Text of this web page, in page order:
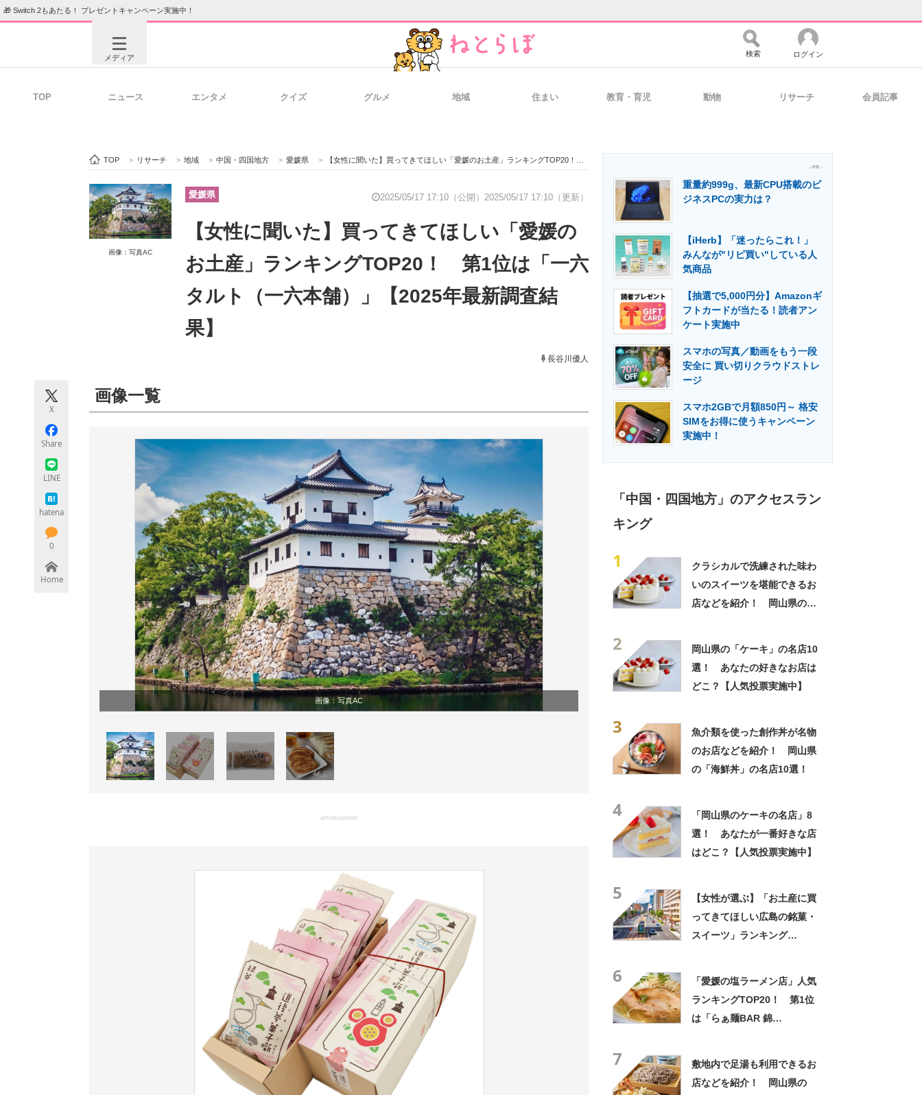
🎁 Switch 2もあたる！ プレゼントキャンペーン実施中！
メディア
ビジネスと働き方のヒント 経営リーダーのコミュニティ マーケ×ITの今がよく分かる
ITエンジニア向け専門サイト 製造業のIT導入・活用を支援
モノづくり技術者専門サイト エネルギーの専門メディア 建設×テクノロジーの最前線
検索 ログイン
TOP ニュース エンタメ クイズ グルメ 地域 住まい 教育・育児 動物 リサーチ 会員記事
TOP > リサーチ > 地域 > 中国・四国地方 > 愛媛県 > 【女性に聞いた】買ってきてほしい「愛媛のお土産」ランキングTOP20！ 第1位は「一六タルト（一六本舗）」【2025年最新調査結果】
画像：写真AC
愛媛県 2025/05/17 17:10（公開） 2025/05/17 17:10（更新）
【女性に聞いた】買ってきてほしい「愛媛の
お土産」ランキングTOP20！ 第1位は「一六
タルト（一六本舗）」【2025年最新調査結
果】
長谷川優人
X
Share
LINE
hatena
0
Home
画像一覧
画像：写真AC
advertisement
- PR -
重量約999g、最新CPU搭載のビ
ジネスPCの実力は？
【iHerb】「迷ったらこれ！」
みんなが"リピ買い"している人
気商品
【抽選で5,000円分】Amazonギ
フトカードが当たる！読者アン
ケート実施中
スマホの写真／動画をもう一段
安全に 買い切りクラウドストレ
ージ
スマホ2GBで月額850円～ 格安
SIMをお得に使うキャンペーン
実施中！
「中国・四国地方」のアクセスラン
キング
1
クラシカルで洗練された味わ
いのスイーツを堪能できるお
店などを紹介！ 岡山県の
2
岡山県の「ケーキ」の名店10
選！ あなたの好きなお店は
どこ？【人気投票実施中】
3
魚介類を使った創作丼が名物
のお店などを紹介！ 岡山県
の「海鮮丼」の名店10選！
4
「岡山県のケーキの名店」8
選！ あなたが一番好きな店
はどこ？【人気投票実施中】
5
【女性が選ぶ】「お土産に買
ってきてほしい広島の銘菓・
スイーツ」ランキング
6
「愛媛の塩ラーメン店」人気
ランキングTOP20！ 第1位
は「らぁ麺BAR 錦
7
敷地内で足湯も利用できるお
店などを紹介！ 岡山県の